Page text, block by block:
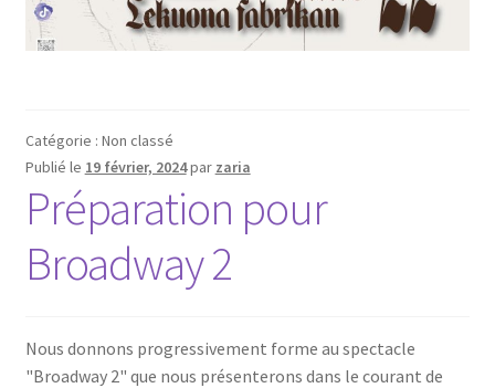
Catégorie : Non classé
Publié le 19 février, 2024par zaria
Préparation pour
Broadway 2
Nous donnons progressivement forme au spectacle
"Broadway 2" que nous présenterons dans le courant de